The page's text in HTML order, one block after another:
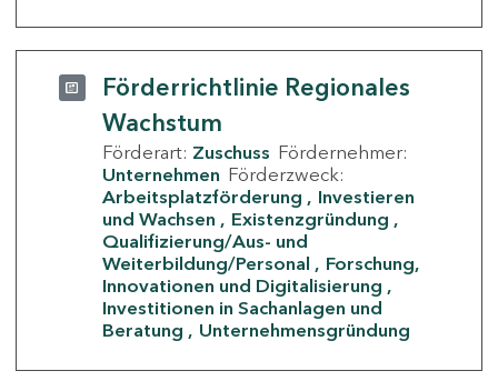
Förderrichtlinie Regionales
Wachstum
Förderart: Zuschuss Fördernehmer:
Unternehmen Förderzweck:
Arbeitsplatzförderung
Investieren
und Wachsen
Existenzgründung
Qualifizierung/Aus- und
Weiterbildung/Personal
Forschung,
Innovationen und Digitalisierung
Investitionen in Sachanlagen und
Beratung
Unternehmensgründung